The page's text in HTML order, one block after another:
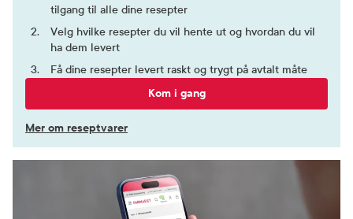
tilgang til alle dine resepter
Velg hvilke resepter du vil hente ut og hvordan du vil
ha dem levert
Få dine resepter levert raskt og trygt på avtalt måte
Kom i gang
Mer om reseptvarer